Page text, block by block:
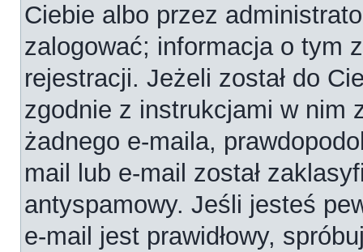
Ciebie albo przez
zalogować; informacja o tym
rejestracji. Jeżeli został do
zgodnie z instrukcjami w nim
żadnego e-maila,
mail lub e-mail został
antyspamowy. Jeśli jesteś
e-mail jest prawidłowy,